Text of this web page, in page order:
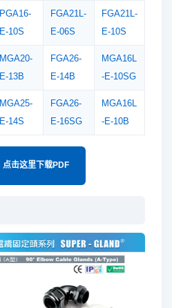
PGA16-
E-10S
FGA21L-
E-06S
FGA21L-
E-10S
MGA20-
E-13B
FGA26-
E-14B
MGA16L
-E-10SG
MGA25-
E-14S
FGA26-
E-16SG
MGA16L
-E-10B
点击这里下载PDF